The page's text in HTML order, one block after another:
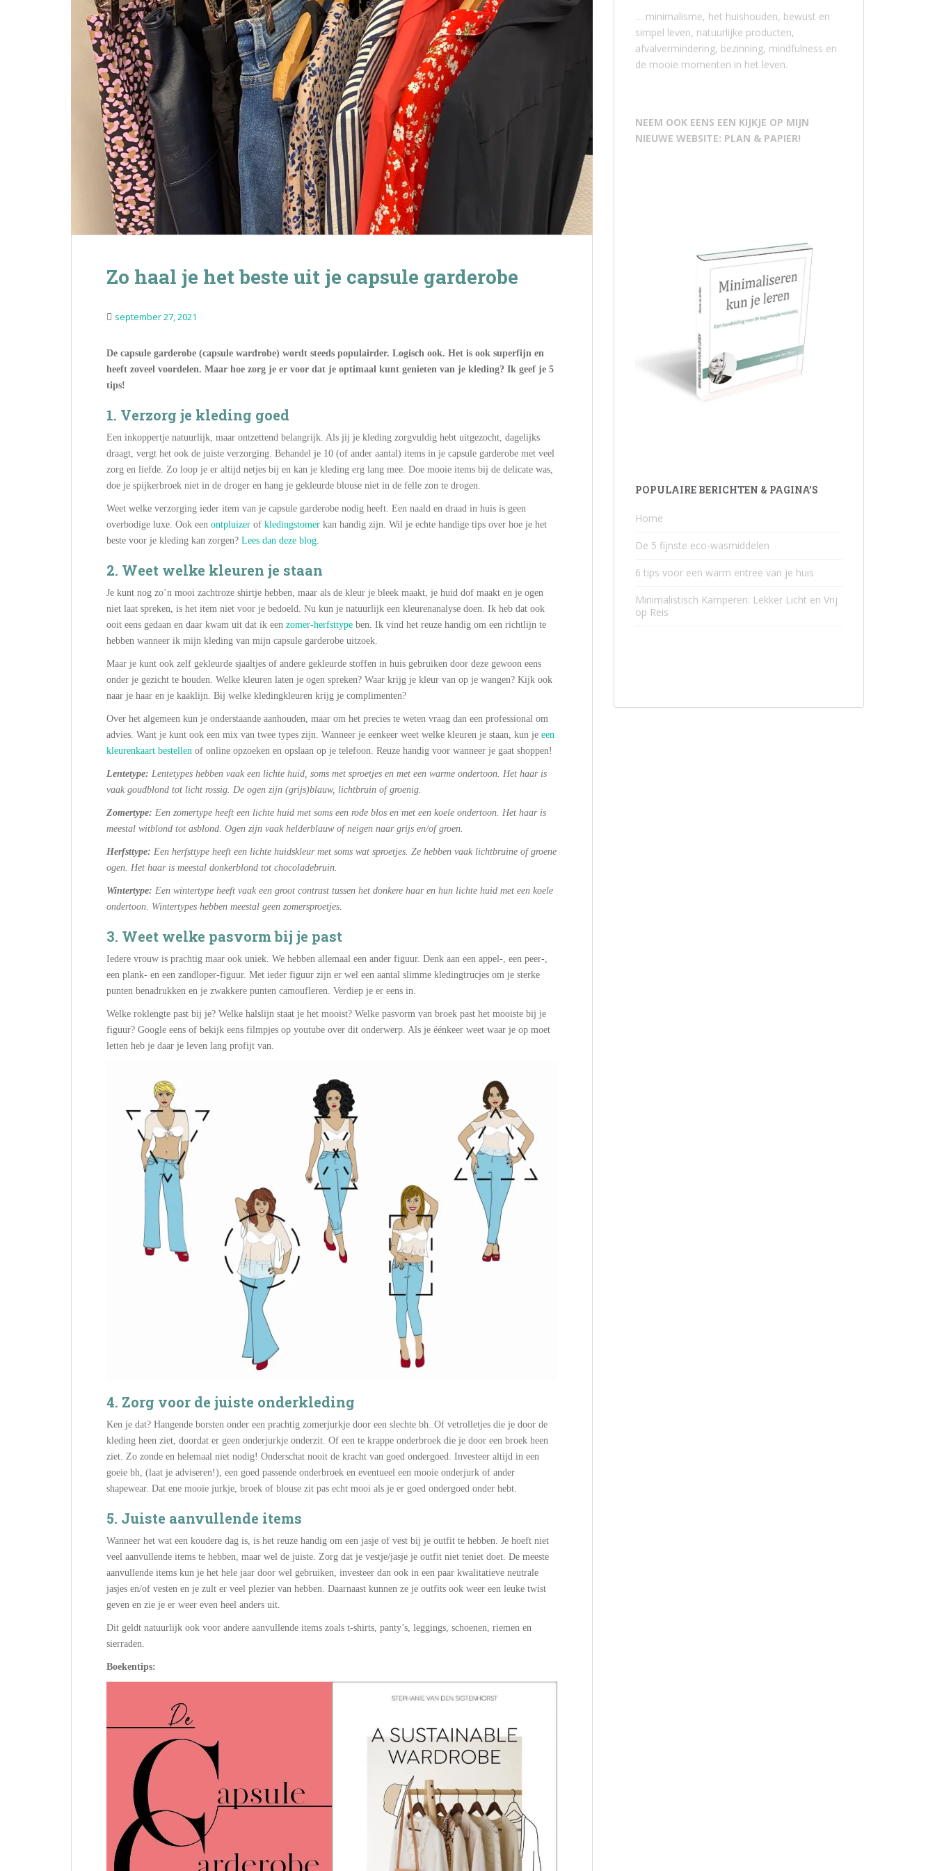
Zo haal je het beste uit je capsule garderobe
september 27, 2021
De capsule garderobe (capsule wardrobe) wordt steeds populairder. Logisch ook. Het is ook superfijn en
heeft zoveel voordelen. Maar hoe zorg je er voor dat je optimaal kunt genieten van je kleding? Ik geef je 5
tips!
1. Verzorg je kleding goed
Een inkoppertje natuurlijk, maar ontzettend belangrijk. Als jij je kleding zorgvuldig hebt uitgezocht, dagelijks
draagt, vergt het ook de juiste verzorging. Behandel je 10 (of ander aantal) items in je capsule garderobe met veel
zorg en liefde. Zo loop je er altijd netjes bij en kan je kleding erg lang mee. Doe mooie items bij de delicate was,
doe je spijkerbroek niet in de droger en hang je gekleurde blouse niet in de felle zon te drogen.
Weet welke verzorging ieder item van je capsule garderobe nodig heeft. Een naald en draad in huis is geen
overbodige luxe. Ook een ontpluizer of kledingstomer kan handig zijn. Wil je echte handige tips over hoe je het
beste voor je kleding kan zorgen? Lees dan deze blog.
2. Weet welke kleuren je staan
Je kunt nog zo’n mooi zachtroze shirtje hebben, maar als de kleur je bleek maakt, je huid dof maakt en je ogen
niet laat spreken, is het item niet voor je bedoeld. Nu kun je natuurlijk een kleurenanalyse doen. Ik heb dat ook
ooit eens gedaan en daar kwam uit dat ik een zomer-herfsttype ben. Ik vind het reuze handig om een richtlijn te
hebben wanneer ik mijn kleding van mijn capsule garderobe uitzoek.
Maar je kunt ook zelf gekleurde sjaaltjes of andere gekleurde stoffen in huis gebruiken door deze gewoon eens
onder je gezicht te houden. Welke kleuren laten je ogen spreken? Waar krijg je kleur van op je wangen? Kijk ook
naar je haar en je kaaklijn. Bij welke kledingkleuren krijg je complimenten?
Over het algemeen kun je onderstaande aanhouden, maar om het precies te weten vraag dan een professional om
advies. Want je kunt ook een mix van twee types zijn. Wanneer je eenkeer weet welke kleuren je staan, kun je een
kleurenkaart bestellen of online opzoeken en opslaan op je telefoon. Reuze handig voor wanneer je gaat shoppen!
Lentetype: Lentetypes hebben vaak een lichte huid, soms met sproetjes en met een warme ondertoon. Het haar is
vaak goudblond tot licht rossig. De ogen zijn (grijs)blauw, lichtbruin of groenig.
Zomertype: Een zomertype heeft een lichte huid met soms een rode blos en met een koele ondertoon. Het haar is
meestal witblond tot asblond. Ogen zijn vaak helderblauw of neigen naar grijs en/of groen.
Herfsttype: Een herfsttype heeft een lichte huidskleur met soms wat sproetjes. Ze hebben vaak lichtbruine of groene
ogen. Het haar is meestal donkerblond tot chocoladebruin.
Wintertype: Een wintertype heeft vaak een groot contrast tussen het donkere haar en hun lichte huid met een koele
ondertoon. Wintertypes hebben meestal geen zomersproetjes.
3. Weet welke pasvorm bij je past
Iedere vrouw is prachtig maar ook uniek. We hebben allemaal een ander figuur. Denk aan een appel-, een peer-,
een plank- en een zandloper-figuur. Met ieder figuur zijn er wel een aantal slimme kledingtrucjes om je sterke
punten benadrukken en je zwakkere punten camoufleren. Verdiep je er eens in.
Welke roklengte past bij je? Welke halslijn staat je het mooist? Welke pasvorm van broek past het mooiste bij je
figuur? Google eens of bekijk eens filmpjes op youtube over dit onderwerp. Als je éénkeer weet waar je op moet
letten heb je daar je leven lang profijt van.
4. Zorg voor de juiste onderkleding
Ken je dat? Hangende borsten onder een prachtig zomerjurkje door een slechte bh. Of vetrolletjes die je door de
kleding heen ziet, doordat er geen onderjurkje onderzit. Of een te krappe onderbroek die je door een broek heen
ziet. Zo zonde en helemaal niet nodig! Onderschat nooit de kracht van goed ondergoed. Investeer altijd in een
goeie bh, (laat je adviseren!), een goed passende onderbroek en eventueel een mooie onderjurk of ander
shapewear. Dat ene mooie jurkje, broek of blouse zit pas echt mooi als je er goed ondergoed onder hebt.
5. Juiste aanvullende items
Wanneer het wat een koudere dag is, is het reuze handig om een jasje of vest bij je outfit te hebben. Je hoeft niet
veel aanvullende items te hebben, maar wel de juiste. Zorg dat je vestje/jasje je outfit niet teniet doet. De meeste
aanvullende items kun je het hele jaar door wel gebruiken, investeer dan ook in een paar kwalitatieve neutrale
jasjes en/of vesten en je zult er veel plezier van hebben. Daarnaast kunnen ze je outfits ook weer een leuke twist
geven en zie je er weer even heel anders uit.
Dit geldt natuurlijk ook voor andere aanvullende items zoals t-shirts, panty’s, leggings, schoenen, riemen en
sierraden.
Boekentips:
… minimalisme, het huishouden, bewust en
simpel leven, natuurlijke producten,
afvalvermindering, bezinning, mindfulness en
de mooie momenten in het leven.
NEEM OOK EENS EEN KIJKJE OP MIJN
NIEUWE WEBSITE: PLAN & PAPIER!
POPULAIRE BERICHTEN & PAGINA’S
Home
De 5 fijnste eco-wasmiddelen
6 tips voor een warm entree van je huis
Minimalistisch Kamperen: Lekker Licht en Vrij
op Reis